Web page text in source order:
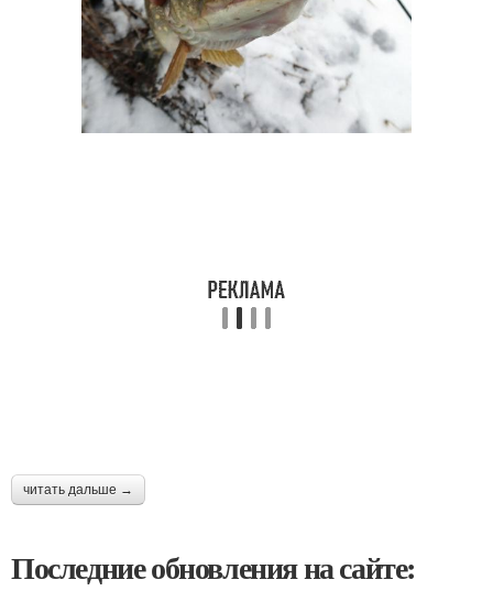
читать дальше →
Последние обновления на сайте: